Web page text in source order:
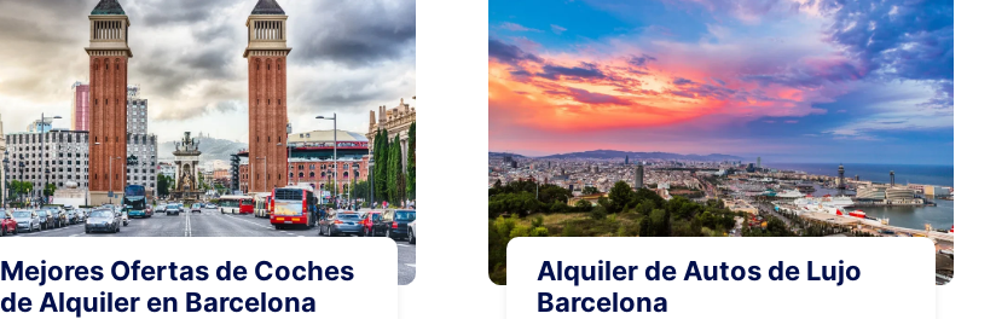
Mejores Ofertas de Coches
de Alquiler en Barcelona
Alquiler de Autos de Lujo
Barcelona